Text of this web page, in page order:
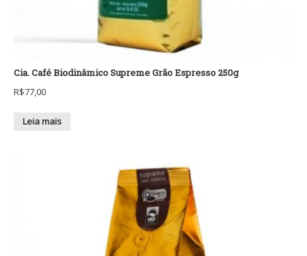
Cia. Café Biodinâmico Supreme Grão Espresso 250g
R$77,00
Leia mais